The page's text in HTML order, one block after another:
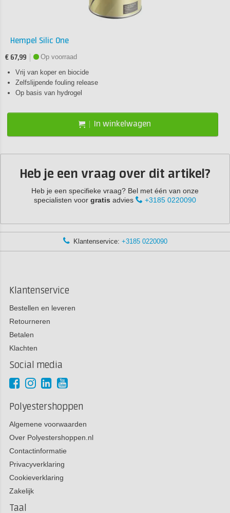
Hempel Silic One
€ 67,99
Op voorraad
Vrij van koper en biocide
Zelfslijpende fouling release
Op basis van hydrogel
In winkelwagen
Heb je een vraag over dit artikel?
Heb je een specifieke vraag? Bel met één van onze
specialisten voor gratis advies +3185 0220090
Klantenservice: +3185 0220090
Klantenservice
Bestellen en leveren
Retourneren
Betalen
Klachten
Social media
Polyestershoppen
Algemene voorwaarden
Over Polyestershoppen.nl
Contactinformatie
Privacyverklaring
Cookieverklaring
Zakelijk
Taal